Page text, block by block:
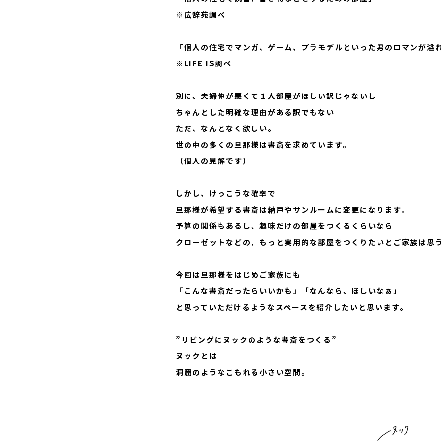
※広辞苑調べ
「個人の住宅でマンガ、ゲーム、プラモデルといった男のロマンが溢
※LIFE IS調べ
別に、夫婦仲が悪くて１人部屋がほしい訳じゃないし
ちゃんとした明確な理由がある訳でもない
ただ、なんとなく欲しい。
世の中の多くの旦那様は書斎を求めています。
（個人の見解です）
しかし、けっこうな確率で
旦那様が希望する書斎は納戸やサンルームに変更になります。
予算の関係もあるし、趣味だけの部屋をつくるくらいなら
クローゼットなどの、もっと実用的な部屋をつくりたいとご家族は思う
今回は旦那様をはじめご家族にも
「こんな書斎だったらいいかも」「なんなら、ほしいなぁ」
と思っていただけるようなスペースを紹介したいと思います。
”リビングにヌックのような書斎をつくる”
ヌックとは
洞窟のようなこもれる小さい空間。